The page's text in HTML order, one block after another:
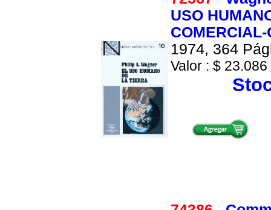
USO
1974, 364
Valor : $